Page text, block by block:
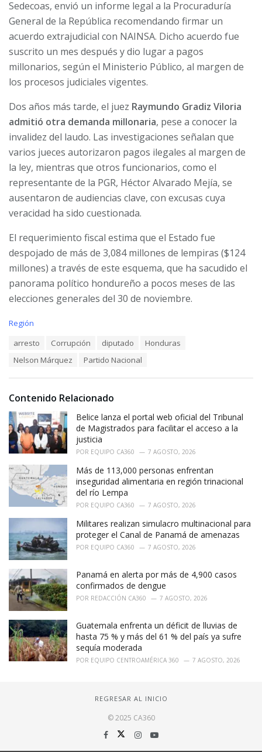
— Foro Madrid (@Foro_MAD)July 30, 2025
Sedecoas, envió un informe legal a la Procuraduría
General de la República recomendando firmar un
acuerdo extrajudicial con NAINSA. Dicho acuerdo fue
suscrito un mes después y dio lugar a pagos
millonarios, según el Ministerio Público, al margen de
los procesos judiciales vigentes.
Dos años más tarde, el juez Raymundo Gradiz Viloria
admitió otra demanda millonaria, pese a conocer la
invalidez del laudo. Las investigaciones señalan que
varios jueces autorizaron pagos ilegales al margen de
la ley, mientras que otros funcionarios, como el
representante de la PGR, Héctor Alvarado Mejía, se
ausentaron de audiencias clave, con excusas cuya
veracidad ha sido cuestionada.
El requerimiento fiscal estima que el Estado fue
despojado de más de 3,084 millones de lempiras ($124
millones) a través de este esquema, que ha sacudido el
panorama político hondureño a pocos meses de las
elecciones generales del 30 de noviembre.
C
i
s
:
Región
arresto Corrupción diputado
Honduras
Nelson Márquez
Partido Nacional
Contenido Relacionado
Belice lanza el portal web oficial del Tribunal
de Magistrados para facilitar el acceso a la
justicia
POR EQUIPO CA360 7 AGOSTO, 2026
Más de 113,000 personas enfrentan
inseguridad alimentaria en región trinacional
del río Lempa
POR EQUIPO CA360 7 AGOSTO, 2026
Militares realizan simulacro multinacional para
proteger el Canal de Panamá de amenazas
POR EQUIPO CA360 7 AGOSTO, 2026
Panamá en alerta por más de 4,900 casos
confirmados de dengue
POR REDACCIÓN CA360 7 AGOSTO, 2026
Guatemala enfrenta un déficit de lluvias de
hasta 75 % y más del 61 % del país ya sufre
sequía moderada
POR EQUIPO CENTROAMÉRICA 360 7 AGOSTO, 2026
REGRESAR AL INICIO
© 2025 CA360